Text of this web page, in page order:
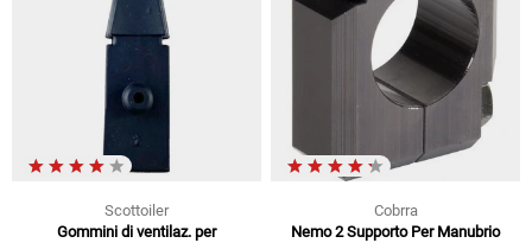
Scottoiler
Gommini di ventilaz. per
Cobrra
Nemo 2 Supporto Per Manubrio